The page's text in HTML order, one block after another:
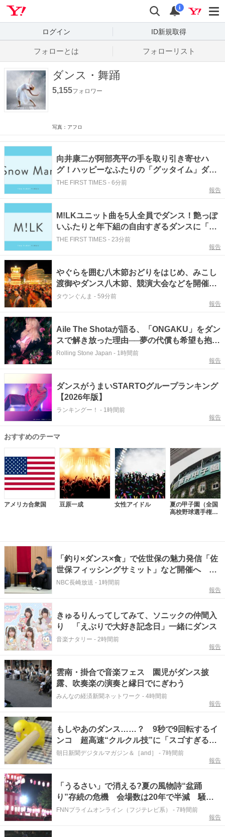
検索
通知
i
ログイン ID新規取得
フォローとは フォローリスト
ダンス・舞踊
5,155フォロワー
写真：アフロ
向井康二が阿部亮平の手を取り引き寄せハ
グ！ハッピーなふたりの「グッタイム」ダン
スに「王子と姫みたい」「ノリノリダンスの
阿部ちゃん愛しい」「こーじのスネ顔かわい
THE FIRST TIMES - 6分前
報告
M!LKユニット曲を5人全員でダンス！艶っぽ
いふたりと年下組の自由すぎるダンスに「山
中さんだいちゃんに抱きついてる」「吉田さ
んの爆笑かわいい」「見守るさのじん尊い」
THE FIRST TIMES - 23分前
報告
やぐらを囲む八木節おどりをはじめ、みこし
渡御やダンス八木節、競演大会などを開催
【8月7日～9日】群馬県桐生市
タウンぐんま - 59分前
報告
Aile The Shotaが語る、「ONGAKU」をダン
スで解き放った理由──夢の代償も希望も抱え
て、武道館へ
Rolling Stone Japan - 1時間前
報告
ダンスがうまいSTARTOグループランキング
【2026年版】
ランキングー！ - 1時間前
報告
おすすめのテーマ
アメリカ合衆国 豆原一成 女性アイドル
夏の甲子園（全国
高校野球選手権大
「釣り×ダンス×食」で佐世保の魅力発信「佐
世保フィッシングサミット」など開催へ 市
長に報告
NBC長崎放送 - 1時間前
報告
きゅるりんってしてみて、ソニックの仲間入
り 「えぶりで大好き記念日」一緒にダンス
音楽ナタリー - 2時間前
報告
雲南・掛合で音楽フェス 園児がダンス披
露、吹奏楽の演奏と縁日でにぎわう
みんなの経済新聞ネットワーク - 4時間前
報告
もしやあのダンス……？ 9秒で9回転するイ
ンコ 超高速“クルクル技”に「スゴすぎる」
「目が回った」
朝日新聞デジタルマガジン＆［and］ - 7時間前
報告
「うるさい」で消える?夏の風物詩“盆踊
り”存続の危機 会場数は20年で半減 騒音
対策で“サイレント盆ダンス”も
FNNプライムオンライン（フジテレビ系） - 7時間前
報告